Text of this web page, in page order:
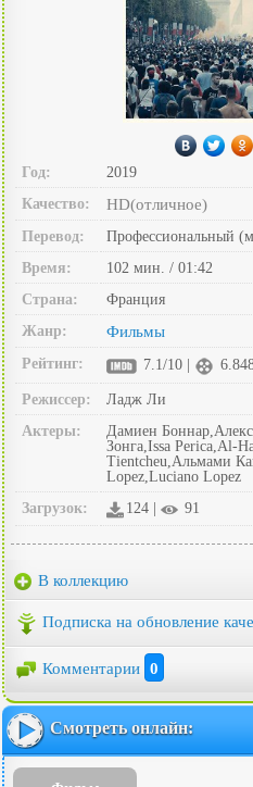
Год:
2019
Качество:
HD(отличное)
Перевод:
Профессиональный
Время:
102 мин. / 01:42
Страна:
Франция
Жанр:
Фильмы
Рейтинг: 7.1/10 |
Режиссер:
Ладж Ли
Актеры:
Дамиен
Зонга,Issa Perica,Al-
Tientcheu,Альмами
Lopez,Luciano Lopez
Загрузок:
124 | 91
В коллекцию
Подписка на обновление
Комментарии 0
Смотреть онлайн: